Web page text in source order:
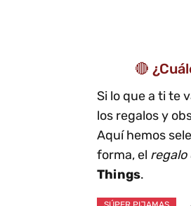
🔴
Si lo que a ti te
los regalos y
Aquí hemos
forma, el regalo
Things.